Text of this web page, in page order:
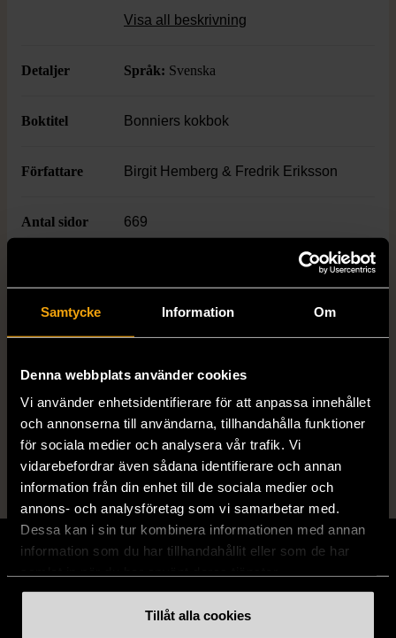
Samtycke Information Om
Denna webbplats använder cookies
Vi använder enhetsidentifierare för att anpassa innehållet
och annonserna till användarna, tillhandahålla funktioner
för sociala medier och analysera vår trafik. Vi
vidarebefordrar även sådana identifierare och annan
information från din enhet till de sociala medier och
annons- och analysföretag som vi samarbetar med.
Dessa kan i sin tur kombinera informationen med annan
information som du har tillhandahållit eller som de har
Tillåt alla cookies
kockar som söker inspiration och nya
tillvägagångssätt blir detta en ovärderlig
måltider.
Visa all beskrivning
Detaljer Språk: Svenska
Boktitel Bonniers kokbok
Författare Birgit Hemberg & Fredrik Eriksson
Antal sidor 669
slitits eller ha mindre skador
Läs mer om hur vi bedömer